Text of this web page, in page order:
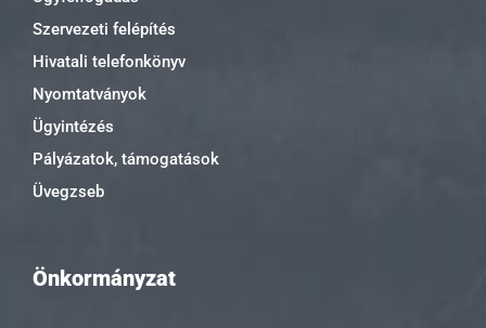
Szervezeti felépítés
Hivatali telefonkönyv
Nyomtatványok
Ügyintézés
Pályázatok, támogatások
Üvegzseb
Önkormányzat